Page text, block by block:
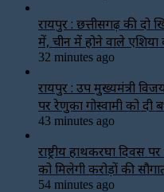
रायपुर : छत्तीसगढ़ की दो
में, चीन में होने वाले
32 minutes ago
रायपुर : उप मुख्यमंत्री
पर रेणुका गोस्वामी को दी
43 minutes ago
राष्ट्रीय हाथकरघा दिवस
को मिलेगी करोड़ों की
54 minutes ago